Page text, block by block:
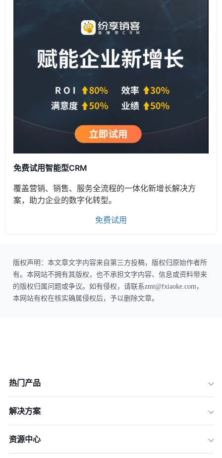
免费试用智能型CRM
覆盖营销、销售、服务全流程的一体化新增长解决方
案，助力企业的数字化转型。
免费试用
版权声明：本文章文字内容来自第三方投稿，版权归原始作者所
有。本网站不拥有其版权，也不承担文字内容、信息或资料带来
的版权归属问题或争议。如有侵权，请联系zmt@fxiaoke.com，
本网站有权在核实确属侵权后，予以删除文章。
热门产品
解决方案
资源中心